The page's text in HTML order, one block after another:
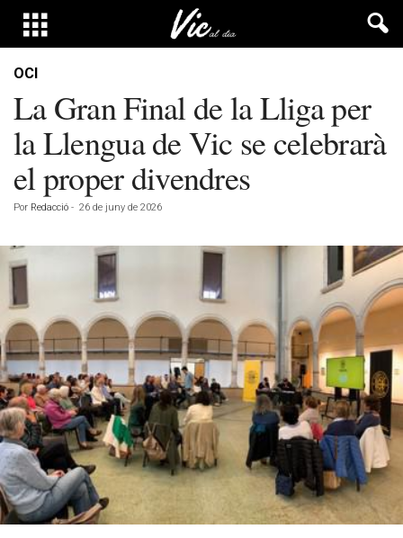
OCI
La Gran Final de la Lliga per
la Llengua de Vic se celebrarà
el proper divendres
Por Redacció - 26 de juny de 2026